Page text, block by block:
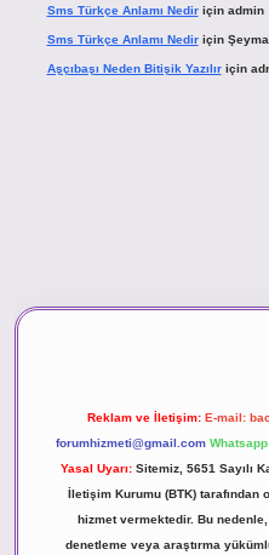
Sms Türkçe Anlamı Nediriçin admin
Sms Türkçe Anlamı Nediriçin Şeyma
Aşçıbaşı Neden Bitişik Yazılıriçin
Reklam ve İletişim: E-mail:
forumhizmeti@gmail.com
Yasal Uyarı: Sitemiz, 5651 Sayılı
İletişim Kurumu (BTK) tarafından
hizmet vermektedir. Bu
denetleme veya araştırma